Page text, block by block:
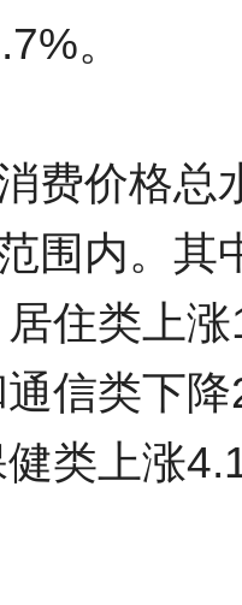
。
费价格总
围内。其
住类上
信类下
类上涨